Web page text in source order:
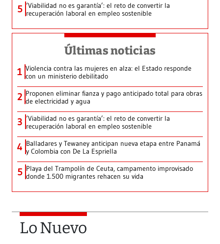
5 ‘Viabilidad no es garantía’: el reto de convertir la
recuperación laboral en empleo sostenible
Últimas noticias
1 Violencia contra las mujeres en alza: el Estado responde
con un ministerio debilitado
2 Proponen eliminar fianza y pago anticipado total para obras
de electricidad y agua
3 ‘Viabilidad no es garantía’: el reto de convertir la
recuperación laboral en empleo sostenible
4 Balladares y Tewaney anticipan nueva etapa entre Panamá
y Colombia con De La Espriella
5 Playa del Trampolín de Ceuta, campamento improvisado
donde 1.500 migrantes rehacen su vida
Lo Nuevo